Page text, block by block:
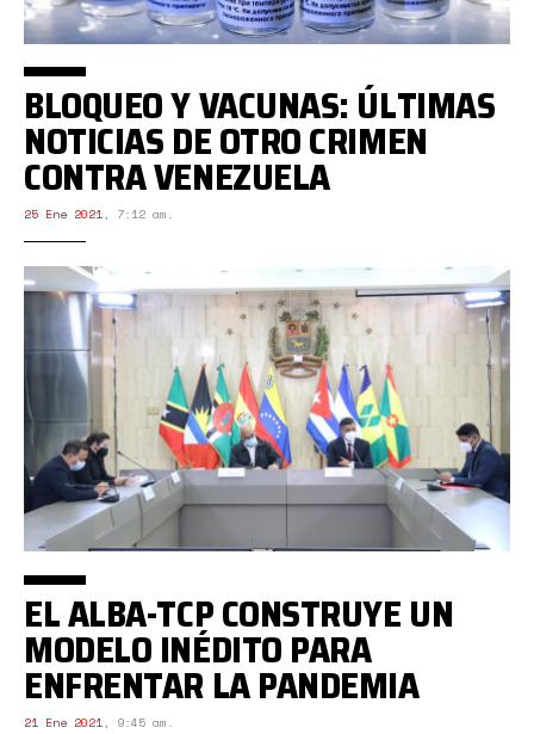
BLOQUEO Y VACUNAS: ÚLTIMAS
NOTICIAS DE OTRO CRIMEN
CONTRA VENEZUELA
25 Ene 2021, 7:12 am.
EL ALBA-TCP CONSTRUYE UN
MODELO INÉDITO PARA
ENFRENTAR LA PANDEMIA
21 Ene 2021, 9:45 am.